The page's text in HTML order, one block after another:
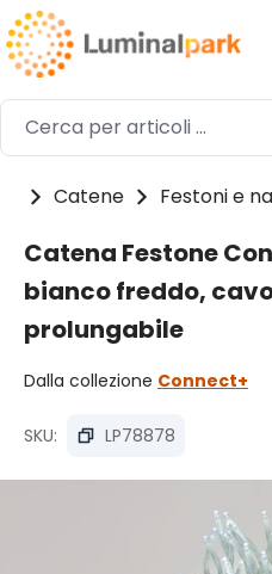
Passa al contenuto
Catene Festoni e
Catena Festone
bianco freddo,
prolungabile
Dalla collezione Connect+
SKU: LP78878